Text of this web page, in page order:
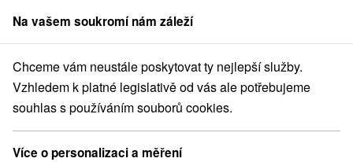
člen skupinySorger
s polopenzí Stredné Slovensko Žilinský kraj Liptovský Ján
Wellness pobyty s polopenzí
Liptovský Ján
Na vašem soukromí nám záleží
Chceme vám neustále poskytovat ty nejlepší služby.
Vzhledem k platné legislativě od vás ale potřebujeme
souhlas s používáním souborů cookies.
Více o personalizaci a měření